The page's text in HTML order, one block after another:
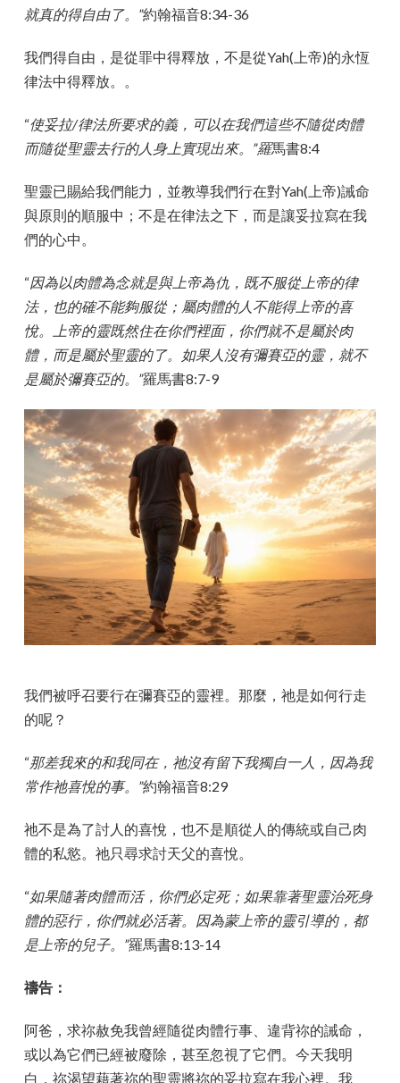
就真的得自由了。”約翰福音8:34-36
我們得自由，是從罪中得釋放，不是從Yah(上帝)的永恆
律法中得釋放。。
“使妥拉/律法所要求的義，可以在我們這些不隨從肉體
而隨從聖靈去行的人身上實現出來。”羅馬書8:4
聖靈已賜給我們能力，並教導我們行在對Yah(上帝)誡命
與原則的順服中；不是在律法之下，而是讓妥拉寫在我
們的心中。
“因為以肉體為念就是與上帝為仇，既不服從上帝的律
法，也的確不能夠服從；屬肉體的人不能得上帝的喜
悅。上帝的靈既然住在你們裡面，你們就不是屬於肉
體，而是屬於聖靈的了。如果人沒有彌賽亞的靈，就不
是屬於彌賽亞的。”羅馬書8:7-9
我們被呼召要行在彌賽亞的靈裡。那麼，祂是如何行走
的呢？
“那差我來的和我同在，祂沒有留下我獨自一人，因為我
常作祂喜悅的事。”約翰福音8:29
祂不是為了討人的喜悅，也不是順從人的傳統或自己肉
體的私慾。祂只尋求討天父的喜悅。
“如果隨著肉體而活，你們必定死；如果靠著聖靈治死身
體的惡行，你們就必活著。因為蒙上帝的靈引導的，都
是上帝的兒子。”羅馬書8:13-14
禱告：
阿爸，求祢赦免我曾經隨從肉體行事、違背祢的誡命，
或以為它們已經被廢除，甚至忽視了它們。今天我明
白，祢渴望藉著祢的聖靈將祢的妥拉寫在我心裡。我